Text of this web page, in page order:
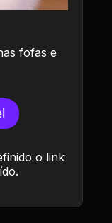
fofas e
o link